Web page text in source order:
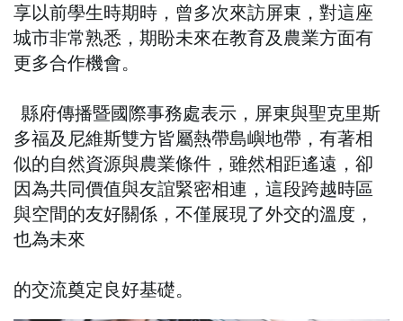
享以前學生時期時，曾多次來訪屏東，對這座
城市非常熟悉，期盼未來在教育及農業方面有
更多合作機會。
縣府傳播暨國際事務處表示，屏東與聖克里斯
多福及尼維斯雙方皆屬熱帶島嶼地帶，有著相
似的自然資源與農業條件，雖然相距遙遠，卻
因為共同價值與友誼緊密相連，這段跨越時區
與空間的友好關係，不僅展現了外交的溫度，
也為未來
的交流奠定良好基礎。